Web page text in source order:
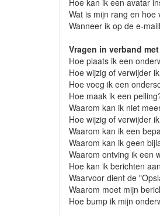
Wat is mijn rang en hoe
Wanneer ik op de e-
Vragen in verband
Hoe plaats ik een
Hoe wijzig of verwijder
Hoe voeg ik een
Hoe maak ik een
Waarom kan ik niet
Hoe wijzig of verwijder
Waarom kan ik een
Waarom kan ik geen
Waarom ontving ik een
Hoe kan ik berichten
Waarvoor dient de
Waarom moet mijn
Hoe bump ik mijn